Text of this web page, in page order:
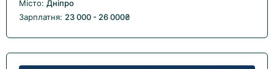
Місто: Дніпро
Зарплатня: 23 000 - 26 000₴